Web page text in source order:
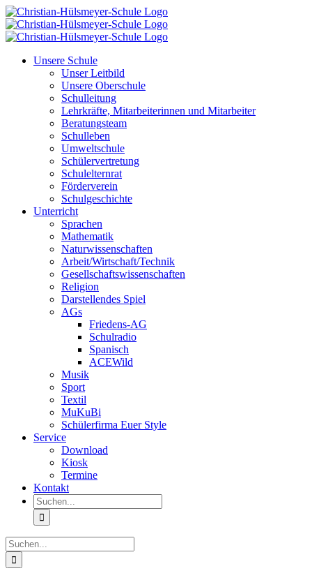
Zum
Inhalt
springen
Unsere Schule
Unser Leitbild
Unsere Oberschule
Schulleitung
Lehrkräfte, Mitarbeiterinnen und Mitarbeiter
Beratungsteam
Schulleben
Umweltschule
Schülervertretung
Schulelternrat
Förderverein
Schulgeschichte
Unterricht
Sprachen
Mathematik
Naturwissenschaften
Arbeit/Wirtschaft/Technik
Gesellschaftswissenschaften
Religion
Darstellendes Spiel
AGs
Friedens-AG
Schulradio
Spanisch
ACEWild
Musik
Sport
Textil
MuKuBi
Schülerfirma Euer Style
Service
Download
Kiosk
Termine
Kontakt
Suche
nach:
Suche
nach: